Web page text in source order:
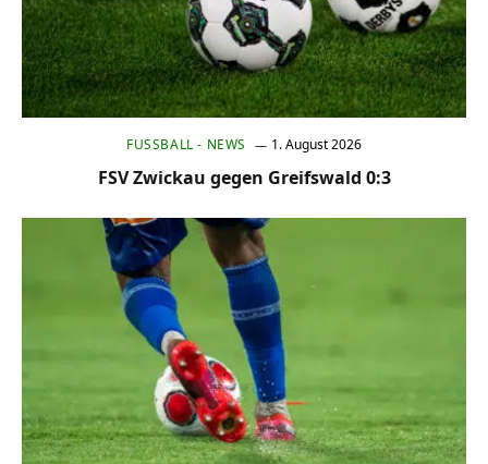
FUSSBALL - NEWS 1. August 2026
FSV Zwickau gegen Greifswald 0:3